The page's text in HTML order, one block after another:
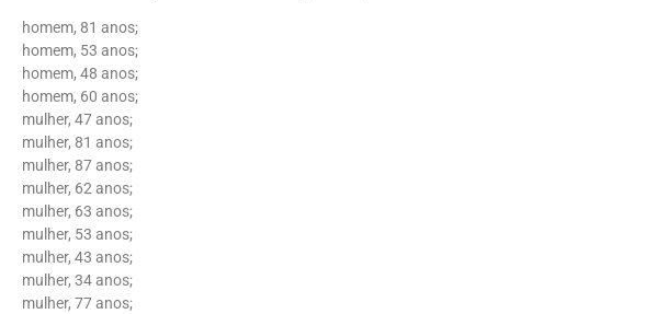
homem, 81 anos;
homem, 53 anos;
homem, 48 anos;
homem, 60 anos;
mulher, 47 anos;
mulher, 81 anos;
mulher, 87 anos;
mulher, 62 anos;
mulher, 63 anos;
mulher, 53 anos;
mulher, 43 anos;
mulher, 34 anos;
mulher, 77 anos;